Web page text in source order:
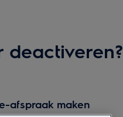
afspraak maken